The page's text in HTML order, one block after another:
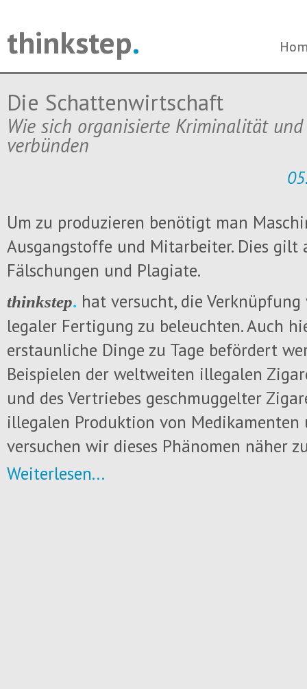
thinkstep.
Die Schattenwirtschaft
Wie sich organisierte Kriminalität
verbünden
Um zu produzieren benötigt man
Ausgangstoffe und Mitarbeiter. Dies gilt
Fälschungen und Plagiate.
thinkstep. hat versucht, die
legaler Fertigung zu beleuchten. Auch
erstaunliche Dinge zu Tage befördert
Beispielen der weltweiten illegalen
und des Vertriebes geschmuggelter
illegalen Produktion von Medikamenten
versuchen wir dieses Phänomen näher
Weiterlesen...